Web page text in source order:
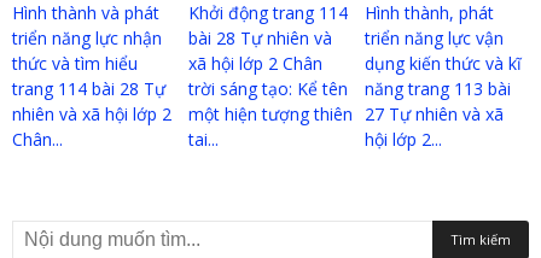
Hình thành và phát
triển năng lực nhận
thức và tìm hiểu
trang 114 bài 28 Tự
nhiên và xã hội lớp 2
Chân...
Khởi động trang 114
bài 28 Tự nhiên và
xã hội lớp 2 Chân
trời sáng tạo: Kể tên
một hiện tượng thiên
tai...
Hình thành, phát
triển năng lực vận
dụng kiến thức và kĩ
năng trang 113 bài
27 Tự nhiên và xã
hội lớp 2...